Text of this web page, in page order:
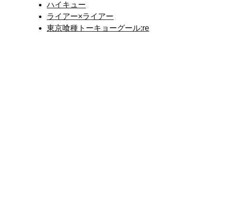
ハイキュー
ライアー×ライアー
東京喰種トーキョーグール:re